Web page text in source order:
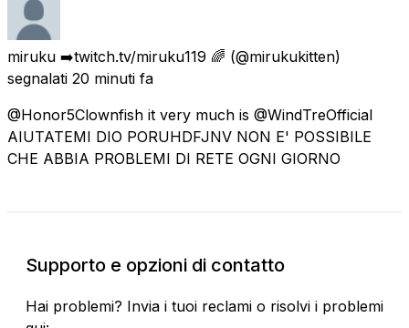
miruku ➡️twitch.tv/miruku119 🌈 (@mirukukitten)
segnalati 20 minuti fa
@Honor5Clownfish it very much is @WindTreOfficial
AIUTATEMI DIO PORUHDFJNV NON E' POSSIBILE
CHE ABBIA PROBLEMI DI RETE OGNI GIORNO
Supporto e opzioni di contatto
Hai problemi? Invia i tuoi reclami o risolvi i problemi